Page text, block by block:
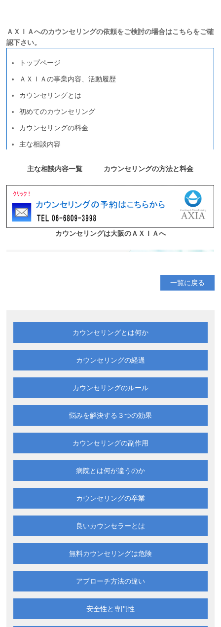
一覧に戻る
カウンセリングとは何か
カウンセリングの経過
カウンセリングのルール
悩みを解決する ３つの効果
カウンセリングの副作用
病院とは何が違うのか
カウンセリングの卒業
良いカウンセラーとは
無料カウンセリングは危険
アプローチ方法の違い
安全性と専門性